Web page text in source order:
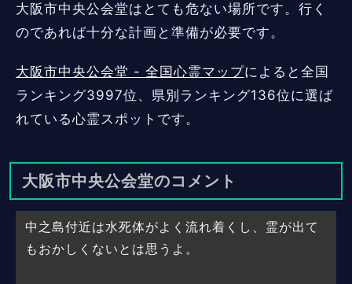
大阪市中央公会堂はとても危ない場所です。行く
のであれば十分な計画と準備が必要です。
大阪市中央公会堂 - 全国心霊マップによると全国
ランキング3997位、県別ランキング136位に選ば
れている心霊スポットです。
大阪市中央公会堂のコメント
中之島付近は水死体がよく流れ着くし、霊が出て
もおかしくないとは思うよ。